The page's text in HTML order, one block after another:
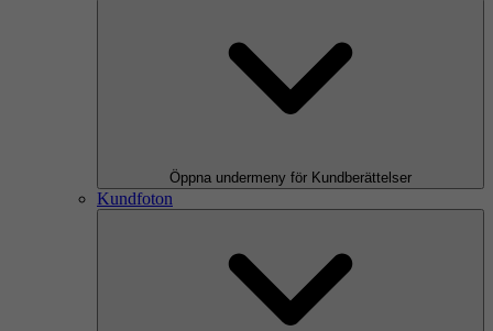
Öppna undermeny för Kundberättelser
Kundfoton